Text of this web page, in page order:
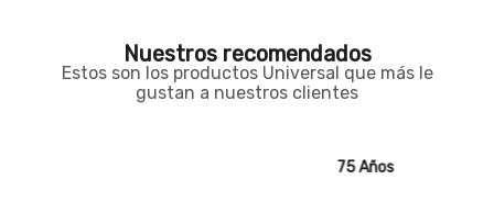
Nuestros recomendados
Estos son los productos Universal que más le
gustan a nuestros clientes
75 Años